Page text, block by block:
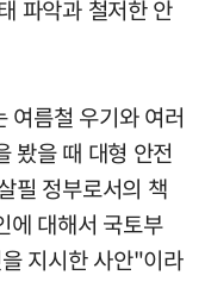
파악과 철저한 안
여름철 우기와 여러
봤을 때 대형 안전
필 정부로서의 책
에 대해서 국토부
지시한 사안"이라